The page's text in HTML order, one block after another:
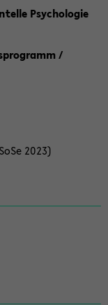
Psychologie
/
2023)